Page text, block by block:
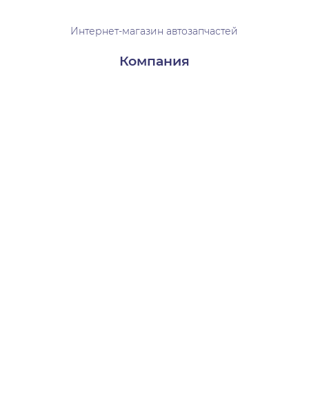
Интернет-магазин автозапчастей
Компания